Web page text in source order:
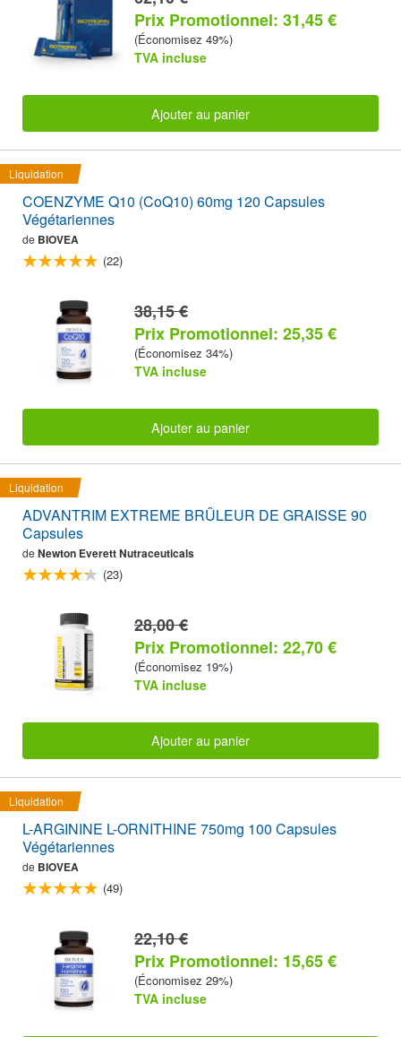
Prix Promotionnel: 31,45 €
(Économisez 49%)
TVA incluse
Ajouter au panier
Liquidation
COENZYME Q10 (CoQ10) 60mg 120 Capsules
Végétariennes
de BIOVEA
(22)
38,15 €
Prix Promotionnel: 25,35 €
(Économisez 34%)
TVA incluse
Ajouter au panier
Liquidation
ADVANTRIM EXTREME BRÛLEUR DE GRAISSE 90
Capsules
de Newton Everett Nutraceuticals
(23)
28,00 €
Prix Promotionnel: 22,70 €
(Économisez 19%)
TVA incluse
Ajouter au panier
Liquidation
L-ARGININE L-ORNITHINE 750mg 100 Capsules
Végétariennes
de BIOVEA
(49)
22,10 €
Prix Promotionnel: 15,65 €
(Économisez 29%)
TVA incluse